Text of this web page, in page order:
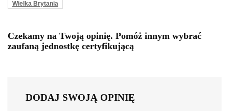
Wielka Brytania
Czekamy na Twoją opinię. Pomóż innym wybrać
zaufaną jednostkę certyfikującą
DODAJ SWOJĄ OPINIĘ